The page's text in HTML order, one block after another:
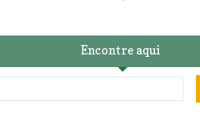
Encontre aqui